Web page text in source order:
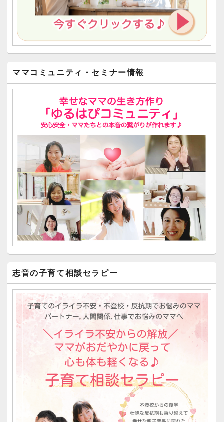
ママコミュニティ・セミナー情報
志音の子育て相談セラピー